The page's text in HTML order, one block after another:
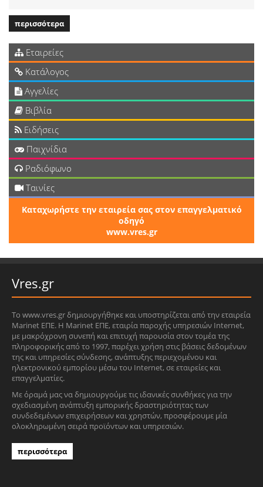
περισσότερα
Εταιρείες
Κατάλογος
Αγγελίες
Βιβλία
Ειδήσεις
Παιχνίδια
Ραδιόφωνο
Ταινίες
Καταχωρήστε την εταιρεία σας στον επαγγελματικό
οδηγό
www.vres.gr
Vres.gr
Το www.vres.gr δημιουργήθηκε και υποστηρίζεται από την εταιρεία
Marinet ΕΠΕ. Η Marinet ΕΠΕ, εταιρία παροχής υπηρεσιών Internet,
με μακρόχρονη συνεπή και επιτυχή παρουσία στον τομέα της
πληροφορικής από το 1997, παρέχει χρήση στις βάσεις δεδομένων
της και υπηρεσίες σύνδεσης, ανάπτυξης περιεχομένου και
ηλεκτρονικού εμπορίου μέσω του Internet, σε εταιρείες και
επαγγελματίες.
Με όραμά μας να δημιουργούμε τις ιδανικές συνθήκες για την
σχεδιασμένη ανάπτυξη εμπορικής δραστηριότητας των
συνδεδεμένων επιχειρήσεων και χρηστών, προσφέρουμε μία
ολοκληρωμένη σειρά προϊόντων και υπηρεσιών.
περισσότερα